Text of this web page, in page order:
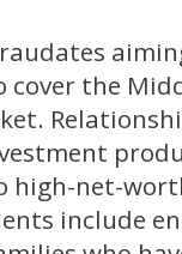
the
high-net-
include